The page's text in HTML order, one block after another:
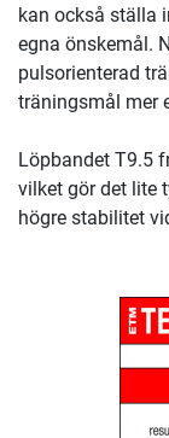
kan också ställa
egna önskemål.
pulsorienterad
träningsmål mer
Löpbandet T9.5
vilket gör det lite
högre stabilitet